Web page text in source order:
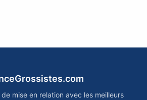
mise en relation avec les meilleurs